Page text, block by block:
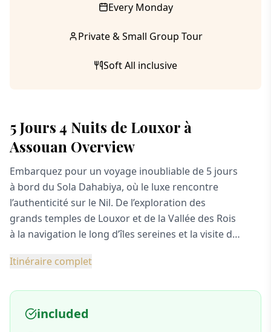
Every Monday
Private & Small Group Tour
Soft All inclusive
5 Jours 4 Nuits de Louxor à
Assouan Overview
Embarquez pour un voyage inoubliable de 5 jours
à bord du Sola Dahabiya, où le luxe rencontre
l’authenticité sur le Nil. De l’exploration des
grands temples de Louxor et de la Vallée des Rois
à la navigation le long d’îles sereines et la visite de
Philae, chaque jour mêle histoire, culture et
des fêtes à bord et même la possibilité de nager
dans le Nil, cette croisière offre un mélange
Itinéraire complet
included